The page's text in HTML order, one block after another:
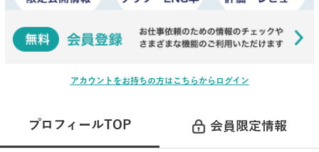
アカウントをお持ちの方はこちらからログイン
プロフィールTOP 会員限定情報